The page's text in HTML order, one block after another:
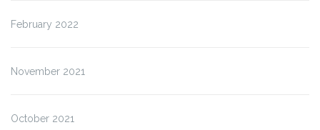
February 2022
November 2021
October 2021